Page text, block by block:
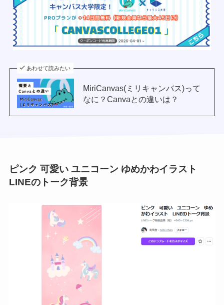
あわせて読みたい
MiriCanvas(ミリキャンバス)って
なに？Canvaとの違いは？
ピンク 可愛い ユニコーン ゆめかわイラスト
LINEのトーク背景